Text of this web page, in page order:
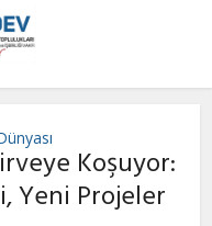
Koşuyor:
Yeni Projeler